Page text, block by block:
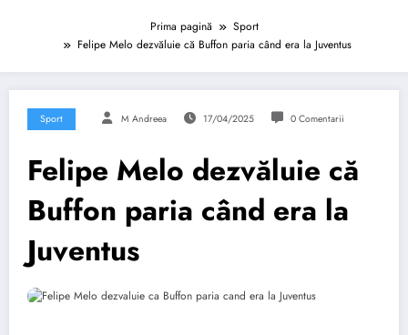
Prima pagină
Sport
Felipe Melo dezvăluie că Buffon paria când era la Juventus
Sport M Andreea 17/04/2025 0 Comentarii
Felipe Melo dezvăluie că
Buffon paria când era la
Juventus